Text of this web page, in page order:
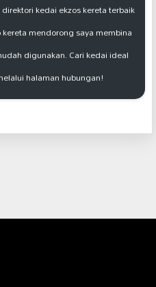
kedai ekzos kereta terbaik
mendorong saya membina
digunakan. Cari kedai ideal
halaman hubungan!